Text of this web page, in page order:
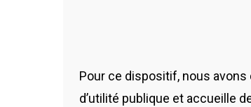
Pour ce dispositif, nous avons
d’utilité publique et accueille